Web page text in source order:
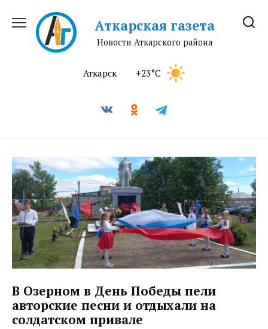
содержанию
Аткарская газета
Новости Аткарского района
Аткарск +23°C
В Озерном в День Победы пели
авторские песни и отдыхали на
солдатском привале